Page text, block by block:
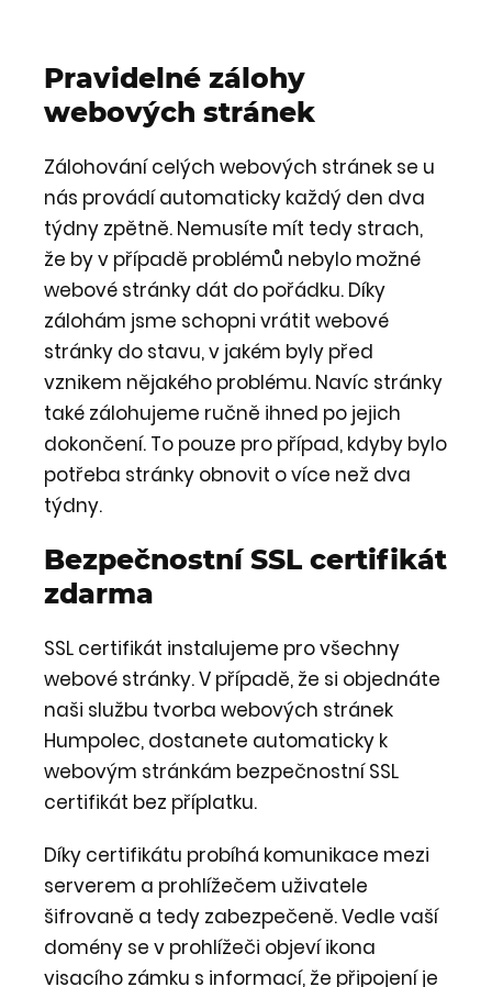
Pravidelné zálohy
webových stránek
Zálohování celých webových stránek se u
nás provádí automaticky každý den dva
týdny zpětně. Nemusíte mít tedy strach,
že by v případě problémů nebylo možné
webové stránky dát do pořádku. Díky
zálohám jsme schopni vrátit webové
stránky do stavu, v jakém byly před
vznikem nějakého problému. Navíc stránky
také zálohujeme ručně ihned po jejich
dokončení. To pouze pro případ, kdyby bylo
potřeba stránky obnovit o více než dva
týdny.
Bezpečnostní SSL certifikát
zdarma
SSL certifikát instalujeme pro všechny
webové stránky. V případě, že si objednáte
naši službu tvorba webových stránek
Humpolec, dostanete automaticky k
webovým stránkám bezpečnostní SSL
certifikát bez příplatku.
Díky certifikátu probíhá komunikace mezi
serverem a prohlížečem uživatele
šifrovaně a tedy zabezpečeně. Vedle vaší
domény se v prohlížeči objeví ikona
visacího zámku s informací, že připojení je